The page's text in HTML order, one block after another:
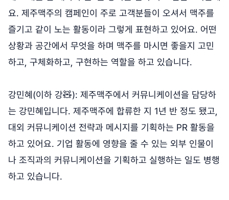
요. 제주맥주의 캠페인이 주로 고객분들이 오셔서 맥주를
즐기고 같이 노는 활동이라 그렇게 표현하고 있어요. 어떤
상황과 공간에서 무엇을 하며 맥주를 마시면 좋을지 고민
하고, 구체화하고, 구현하는 역할을 하고 있습니다.
강민혜(이하 강🧸): 제주맥주에서 커뮤니케이션을 담당하
는 강민혜입니다. 제주맥주에 합류한 지 1년 반 정도 됐고,
대외 커뮤니케이션 전략과 메시지를 기획하는 PR 활동을
하고 있어요. 기업 활동에 영향을 줄 수 있는 외부 인물이
나 조직과의 커뮤니케이션을 기획하고 실행하는 일도 병행
하고 있습니다.